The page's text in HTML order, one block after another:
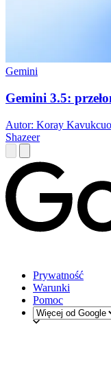
Gemini
Gemini 3.5:
Autor: Koray
Shazeer
Prywatność
Warunki
Pomoc